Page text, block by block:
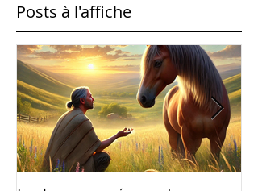
Posts à l'affiche